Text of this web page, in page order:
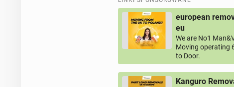
european
eu
We are No1
Moving operating
to Door.
Kanguro